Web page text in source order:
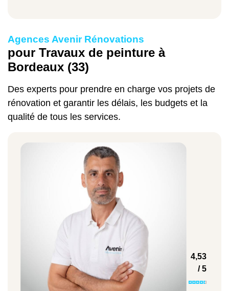
Peinture plafond
Peinture extérieure (façade)
Pour obtenir une estimation précise adaptée
à votre projet, contactez-nous dès
aujourd'hui ou utilisez nos outils en ligne
comme le simulateur prix travaux peinture
Agences Avenir Rénovations
pour Travaux de peinture à
Bordeaux (33)
Des experts pour prendre en charge vos projets de
rénovation et garantir les délais, les budgets et la
qualité de tous les services.
4,53
/ 5